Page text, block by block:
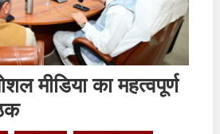
मीडिया का महत्वपूर्ण